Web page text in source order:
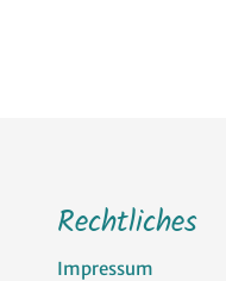
Rechtliches
Impressum